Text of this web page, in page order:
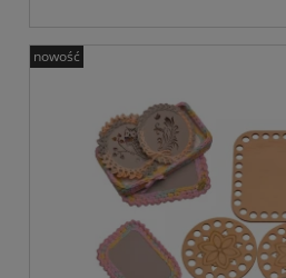
nowość